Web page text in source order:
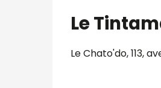
Le
Le Chato'do, 113,